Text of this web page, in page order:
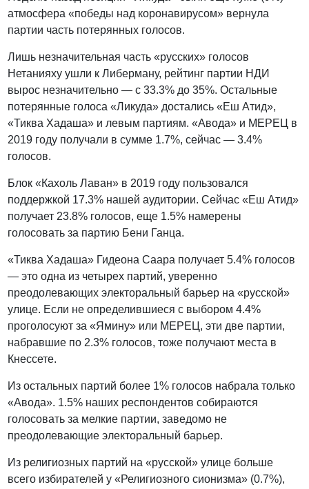
атмосфера «победы над коронавирусом» вернула
партии часть потерянных голосов.
Лишь незначительная часть «русских» голосов
Нетанияху ушли к Либерману, рейтинг партии НДИ
вырос незначительно — с 33.3% до 35%. Остальные
потерянные голоса «Ликуда» достались «Еш Атид»,
«Тиква Хадаша» и левым партиям. «Авода» и МЕРЕЦ в
2019 году получали в сумме 1.7%, сейчас — 3.4%
голосов.
Блок «Кахоль Лаван» в 2019 году пользовался
поддержкой 17.3% нашей аудитории. Сейчас «Еш Атид»
получает 23.8% голосов, еще 1.5% намерены
голосовать за партию Бени Ганца.
«Тиква Хадаша» Гидеона Саара получает 5.4% голосов
— это одна из четырех партий, уверенно
преодолевающих электоральный барьер на «русской»
улице. Если не определившиеся с выбором 4.4%
проголосуют за «Ямину» или МЕРЕЦ, эти две партии,
набравшие по 2.3% голосов, тоже получают места в
Кнессете.
Из остальных партий более 1% голосов набрала только
«Авода». 1.5% наших респондентов собираются
голосовать за мелкие партии, заведомо не
преодолевающие электоральный барьер.
Из религиозных партий на «русской» улице больше
всего избирателей у «Религиозного сионизма» (0.7%),